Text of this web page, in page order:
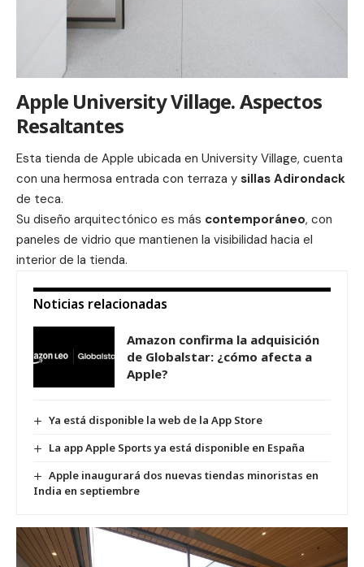
Apple University Village. Aspectos
Resaltantes
Esta tienda de Apple ubicada en University Village, cuenta
con una hermosa entrada con terraza y sillas Adirondack
de teca.
Su diseño arquitectónico es más contemporáneo, con
paneles de vidrio que mantienen la visibilidad hacia el
interior de la tienda.
Noticias relacionadas
Amazon confirma la adquisición
de Globalstar: ¿cómo afecta a
Apple?
Ya está disponible la web de la App Store
La app Apple Sports ya está disponible en España
Apple inaugurará dos nuevas tiendas minoristas en
India en septiembre